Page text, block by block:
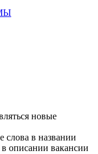
новые
слова в названии
описании вакансии